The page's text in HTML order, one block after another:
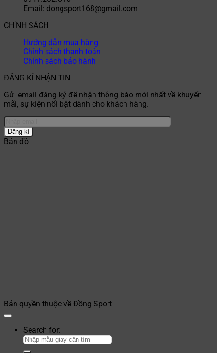
Email: dongsport168@gmail.com
CHÍNH SÁCH
Hướng dẫn mua hàng
Chính sách thanh toán
Chính sách bảo hành
ĐĂNG KÍ NHẬN TIN
Gửi email đăng ký để nhận thông báo mới nhất về khuyến
mãi, sự kiện nổi bật dành cho khách hàng.
Bản đồ
Bản quyền thuộc về Đồng Sport
Search for: